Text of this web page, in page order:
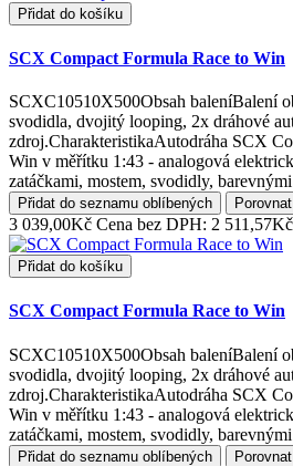
Přidat do košíku
SCX Compact Formula Race to Win
SCXC10510X500Obsah baleníBalení
svodidla, dvojitý looping, 2x dráhové
zdroj.CharakteristikaAutodráha SCX
Win v měřítku 1:43 - analogová
zatáčkami, mostem, svodidly,
Přidat do seznamu oblíbených
3 039,00Kč Cena bez DPH: 2 511,57Kč
Přidat do košíku
SCX Compact Formula Race to Win
SCXC10510X500Obsah baleníBalení
svodidla, dvojitý looping, 2x dráhové
zdroj.CharakteristikaAutodráha SCX
Win v měřítku 1:43 - analogová
zatáčkami, mostem, svodidly,
Přidat do seznamu oblíbených